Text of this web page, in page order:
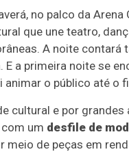
no palco da
que une teatro,
A noite contará
a primeira noite se
animar o público até o
cultural e por
um desfile de
meio de peças em